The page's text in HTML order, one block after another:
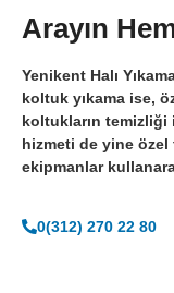
Arayın
Yenikent Halı
koltuk yıkama ise,
koltukların
hizmeti de yine
ekipmanlar
0(312) 270 22 80